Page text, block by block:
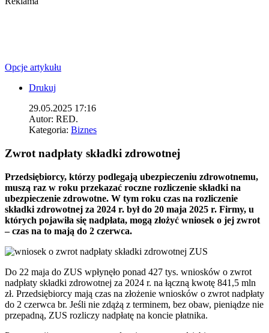
Opcje artykułu
Drukuj
29.05.2025 17:16
Autor: RED.
Kategoria: Biznes
Zwrot nadpłaty składki zdrowotnej
Przedsiębiorcy, którzy podlegają ubezpieczeniu zdrowotnemu,
muszą raz w roku przekazać roczne rozliczenie składki na
ubezpieczenie zdrowotne. W tym roku czas na rozliczenie
składki zdrowotnej za 2024 r. był do 20 maja 2025 r. Firmy, u
których pojawiła się nadpłata, mogą złożyć wniosek o jej zwrot
– czas na to mają do 2 czerwca.
Do 22 maja do ZUS wpłynęło ponad 427 tys. wniosków o zwrot
nadpłaty składki zdrowotnej za 2024 r. na łączną kwotę 841,5 mln
zł. Przedsiębiorcy mają czas na złożenie wniosków o zwrot nadpłaty
do 2 czerwca br. Jeśli nie zdążą z terminem, bez obaw, pieniądze nie
przepadną, ZUS rozliczy nadpłatę na koncie płatnika.